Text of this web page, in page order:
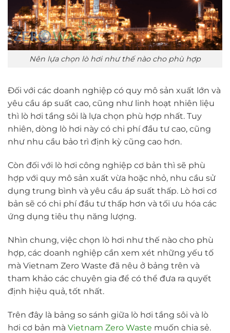
Nên lựa chọn lò hơi như thế nào cho phù hợp
Đối với các doanh nghiệp có quy mô sản xuất lớn và
yêu cầu áp suất cao, cũng như linh hoạt nhiên liệu
thì lò hơi tầng sôi là lựa chọn phù hợp nhất. Tuy
nhiên, dòng lò hơi này có chi phí đầu tư cao, cũng
như nhu cầu bảo trì định kỳ cũng cao hơn.
Còn đối với lò hơi công nghiệp cơ bản thì sẽ phù
hợp với quy mô sản xuất vừa hoặc nhỏ, nhu cầu sử
dụng trung bình và yêu cầu áp suất thấp. Lò hơi cơ
bản sẽ có chi phí đầu tư thấp hơn và tối ưu hóa các
ứng dụng tiêu thụ năng lượng.
Nhìn chung, việc chọn lò hơi như thế nào cho phù
hợp, các doanh nghiệp cần xem xét những yếu tố
mà Vietnam Zero Waste đã nêu ở bảng trên và
tham khảo các chuyên gia để có thể đưa ra quyết
định hiệu quả, tốt nhất.
Trên đây là bảng so sánh giữa lò hơi tầng sôi và lò
hơi cơ bản mà Vietnam Zero Waste muốn chia sẻ.